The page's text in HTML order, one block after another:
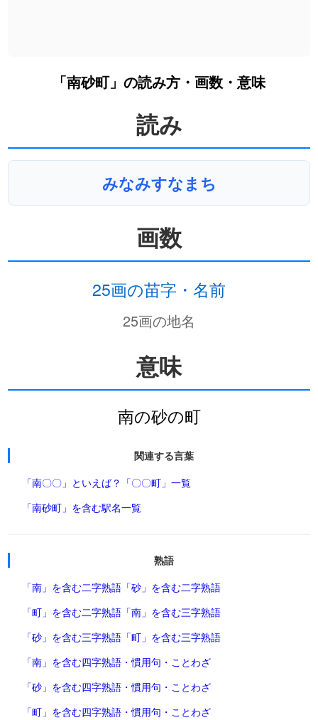
「南砂町」の読み方・画数・意味
読み
みなみすなまち
画数
25画の苗字・名前
25画の地名
意味
南の砂の町
関連する言葉
「南〇〇」といえば？ 「〇〇町」一覧
「南砂町」を含む駅名一覧
熟語
「南」を含む二字熟語 「砂」を含む二字熟語
「町」を含む二字熟語 「南」を含む三字熟語
「砂」を含む三字熟語 「町」を含む三字熟語
「南」を含む四字熟語・慣用句・ことわざ
「砂」を含む四字熟語・慣用句・ことわざ
「町」を含む四字熟語・慣用句・ことわざ